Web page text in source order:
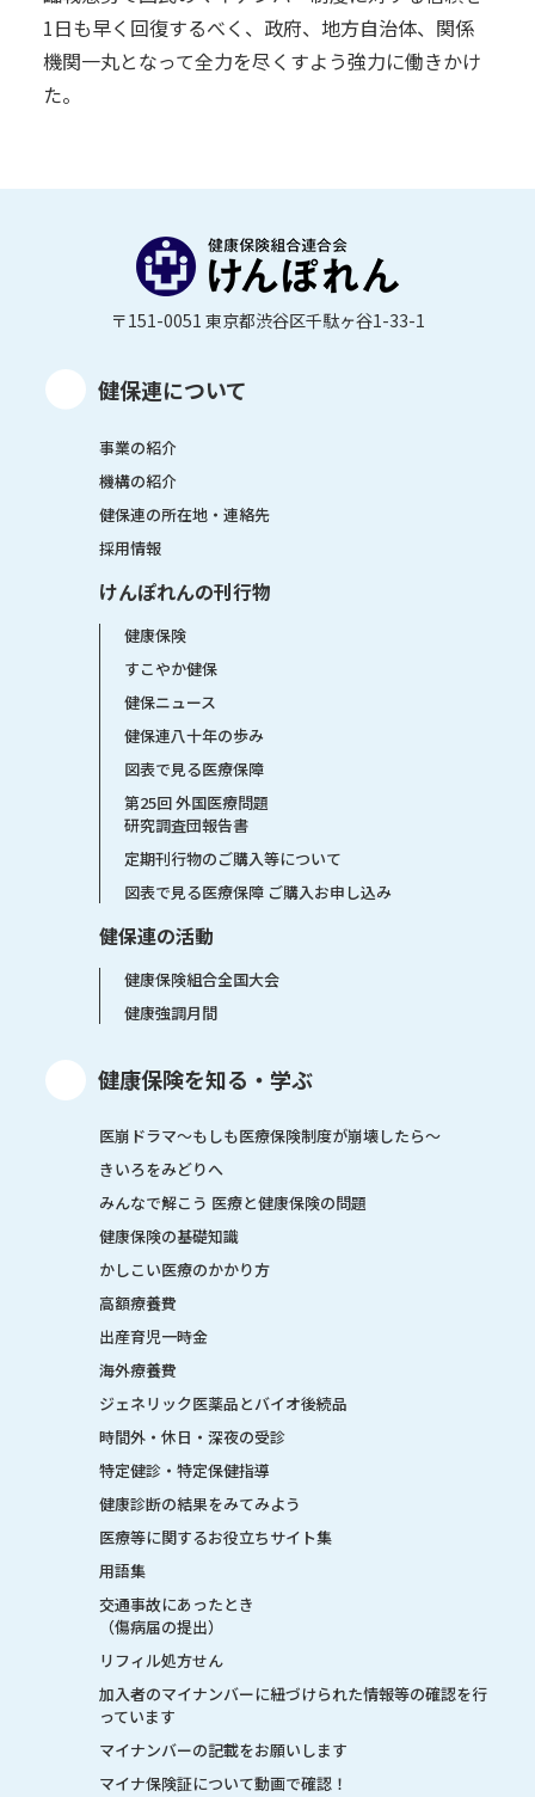
1日も早く回復するべく、政府、地方自治体、関係
機関一丸となって全力を尽くすよう強力に働きかけ
た。
〒151-0051 東京都渋谷区千駄ヶ谷1-33-1
健保連について
事業の紹介
機構の紹介
健保連の所在地・連絡先
採用情報
けんぽれんの刊行物
健康保険
すこやか健保
健保ニュース
健保連八十年の歩み
図表で見る医療保障
第25回 外国医療問題
研究調査団報告書
定期刊行物のご購入等について
図表で見る医療保障 ご購入お申し込み
健保連の活動
健康保険組合全国大会
健康強調月間
健康保険を知る・学ぶ
医崩ドラマ〜もしも医療保険制度が崩壊したら〜
きいろをみどりへ
みんなで解こう 医療と健康保険の問題
健康保険の基礎知識
かしこい医療のかかり方
高額療養費
出産育児一時金
海外療養費
ジェネリック医薬品とバイオ後続品
時間外・休日・深夜の受診
特定健診・特定保健指導
健康診断の結果をみてみよう
医療等に関するお役立ちサイト集
用語集
交通事故にあったとき
（傷病届の提出）
リフィル処方せん
加入者のマイナンバーに紐づけられた情報等の確認を行
っています
マイナンバーの記載をお願いします
マイナ保険証について動画で確認！